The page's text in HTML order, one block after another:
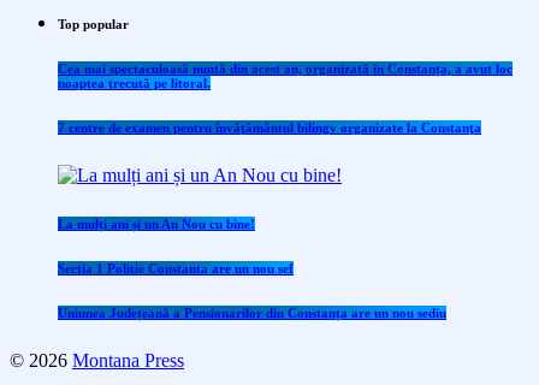
Top popular
Cea mai spectaculoasă nuntă din acest an, organizată în Constanța, a avut loc
noaptea trecută pe litoral.
7 centre de examen pentru învăţământul bilingv organizate la Constanţa
La mulți ani și un An Nou cu bine!
Sectia 1 Politie Constanta are un nou sef
Uniunea Județeană a Pensionarilor din Constanța are un nou sediu
© 2026 Montana Press